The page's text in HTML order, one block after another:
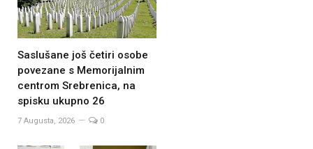
Saslušane još četiri osobe
povezane s Memorijalnim
centrom Srebrenica, na
spisku ukupno 26
7 Augusta, 2026 0